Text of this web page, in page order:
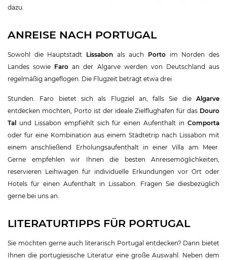
dazu.
ANREISE NACH PORTUGAL
Sowohl die Hauptstadt Lissabon als auch Porto im Norden des
Landes sowie Faro an der Algarve werden von Deutschland aus
regelmäßig angeflogen. Die Flugzeit beträgt etwa drei
Stunden. Faro bietet sich als Flugziel an, falls Sie die Algarve
entdecken möchten, Porto ist der ideale Zielflughafen für das Douro
Tal
und Lissabon empfiehlt sich für einen Aufenthalt in Comporta
oder für eine Kombination aus einem Städtetrip nach Lissabon mit
einem anschließend Erholungsaufenthalt in einer Villa am Meer.
Gerne empfehlen wir Ihnen die besten Anreisemöglichkeiten,
reservieren Leihwagen für individuelle Erkundungen vor Ort oder
Hotels für einen Aufenthalt in Lissabon. Fragen Sie diesbezüglich
gerne bei uns an.
LITERATURTIPPS FÜR PORTUGAL
Sie möchten gerne auch literarisch Portugal entdecken? Dann bietet
Ihnen die portugiesische Literatur eine große Auswahl. Neben dem